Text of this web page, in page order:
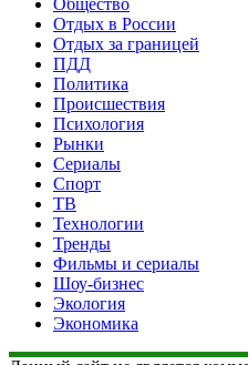
Общество
Отдых в России
Отдых за границей
ПДД
Политика
Происшествия
Психология
Рынки
Сериалы
Спорт
ТВ
Технологии
Тренды
Фильмы и сериалы
Шоу-бизнес
Экология
Экономика